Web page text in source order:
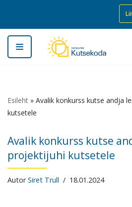
Skip
to
content
Esileht » Avalik konkurss kutse andja
kutsetele
Avalik konkurss kutse
projektijuhi kutsetele
AutorSiret Trull 18.01.2024